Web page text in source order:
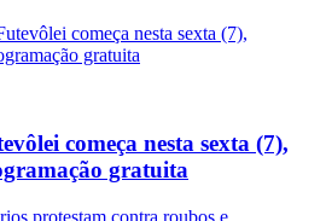
começa nesta sexta (7),
gratuita